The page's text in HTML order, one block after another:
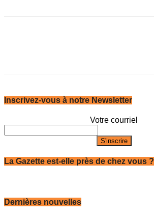
Inscrivez-vous à notre Newsletter
Votre courriel
La Gazette est-elle près de chez vous ?
Dernières nouvelles